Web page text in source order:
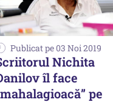
Publicat pe 03 Noi 2019
Nichita
îl face
pe